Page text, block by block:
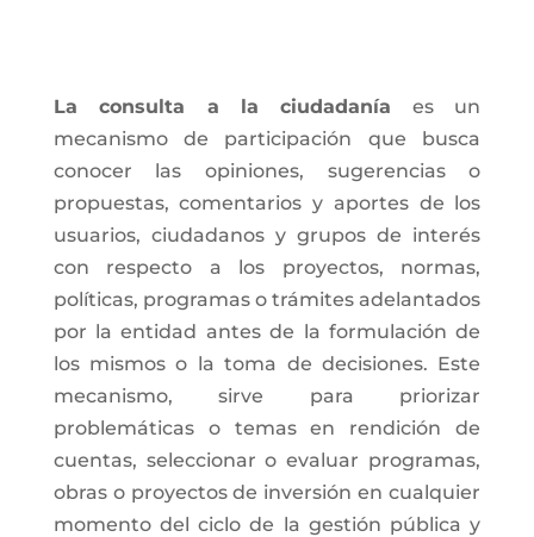
La consulta a la ciudadanía es un
mecanismo de participación que busca
conocer las opiniones, sugerencias o
propuestas, comentarios y aportes de los
usuarios, ciudadanos y grupos de interés
con respecto a los proyectos, normas,
políticas, programas o trámites adelantados
por la entidad antes de la formulación de
los mismos o la toma de decisiones. Este
mecanismo, sirve para priorizar
problemáticas o temas en rendición de
cuentas, seleccionar o evaluar programas,
obras o proyectos de inversión en cualquier
momento del ciclo de la gestión pública y